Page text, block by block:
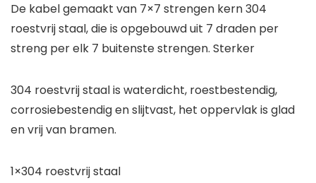
De kabel gemaakt van 7×7 strengen kern 304
roestvrij staal, die is opgebouwd uit 7 draden per
streng per elk 7 buitenste strengen. Sterker
304 roestvrij staal is waterdicht, roestbestendig,
corrosiebestendig en slijtvast, het oppervlak is glad
en vrij van bramen.
1×304 roestvrij staal